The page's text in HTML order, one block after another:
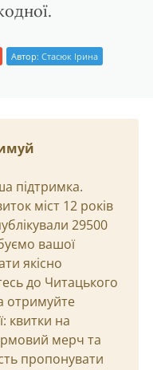
Автор: Стасюк Ірина
підтримка.
міст 12 років
29500
вашої
якісно
до Читацького
отримуйте
квитки на
мерч та
пропонувати